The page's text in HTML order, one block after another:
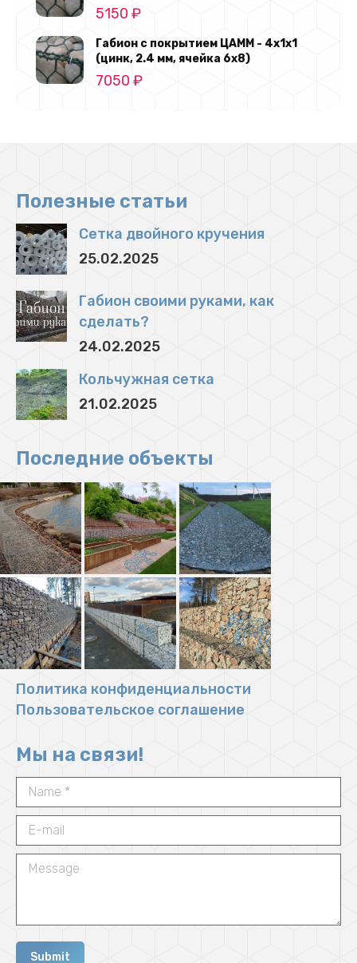
5150 ₽
Габион с покрытием ЦАММ - 4х1х1
(цинк, 2.4 мм, ячейка 6х8)
7050 ₽
Полезные статьи
Сетка двойного кручения
25.02.2025
Габион своими руками, как
сделать?
24.02.2025
Кольчужная сетка
21.02.2025
Последние объекты
Политика конфиденциальности
Пользовательское соглашение
Мы на связи!
Name *
E-mail
Message
Submit